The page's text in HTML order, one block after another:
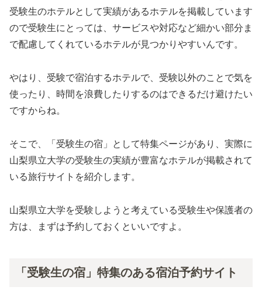
受験生のホテルとして実績があるホテルを掲載しています
ので受験生にとっては、サービスや対応など細かい部分ま
で配慮してくれているホテルが見つかりやすいんです。
やはり、受験で宿泊するホテルで、受験以外のことで気を
使ったり、時間を浪費したりするのはできるだけ避けたい
ですからね。
そこで、「受験生の宿」として特集ページがあり、実際に
山梨県立大学の受験生の実績が豊富なホテルが掲載されて
いる旅行サイトを紹介します。
山梨県立大学を受験しようと考えている受験生や保護者の
方は、まずは予約しておくといいですよ。
「受験生の宿」特集のある宿泊予約サイト